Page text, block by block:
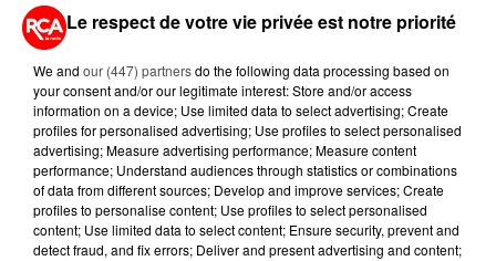
A LIRE AUSSI...
3 août 2026
TRAIN : L'ÉTÉ DE TOUS LES
RETARDS, LA SNCF SOUS LE FEU
DES CRITIQUES
1er août 2026
UNE CHUTE FATALE DE 2 000
Le respect de votre vie privée est notre priorité
We and our (447) partnersdo the following data processing based on
your consent and/or our legitimate interest: Store and/or access
information on a device; Use limited data to select advertising; Create
profiles for personalised advertising; Use profiles to select personalised
advertising; Measure advertising performance; Measure content
performance; Understand audiences through statistics or combinations
of data from different sources; Develop and improve services; Create
profiles to personalise content; Use profiles to select personalised
content; Use limited data to select content; Ensure security, prevent and
detect fraud, and fix errors; Deliver and present advertising and content;